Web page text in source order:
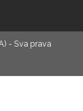
- Sva prava